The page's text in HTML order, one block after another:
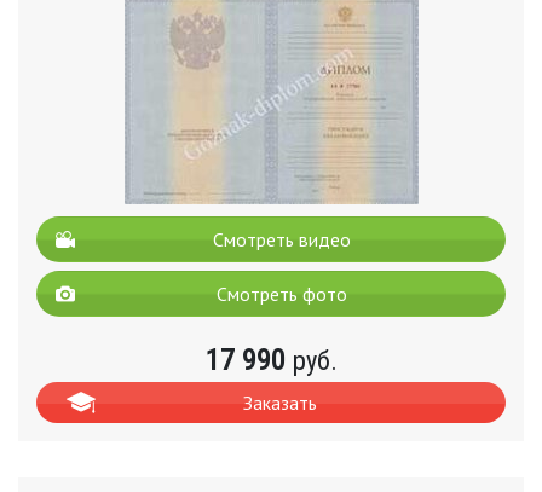
Смотреть видео
Смотреть фото
17 990 руб.
Заказать